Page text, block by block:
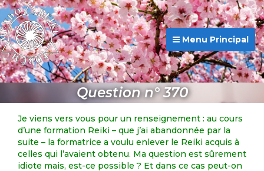
Menu Principal
Question n° 370
Je viens vers vous pour un renseignement : au cours
d’une formation Reiki – que j’ai abandonnée par la
suite – la formatrice a voulu enlever le Reiki acquis à
celles qui l’avaient obtenu. Ma question est sûrement
idiote mais, est-ce possible ? Et dans ce cas peut-on